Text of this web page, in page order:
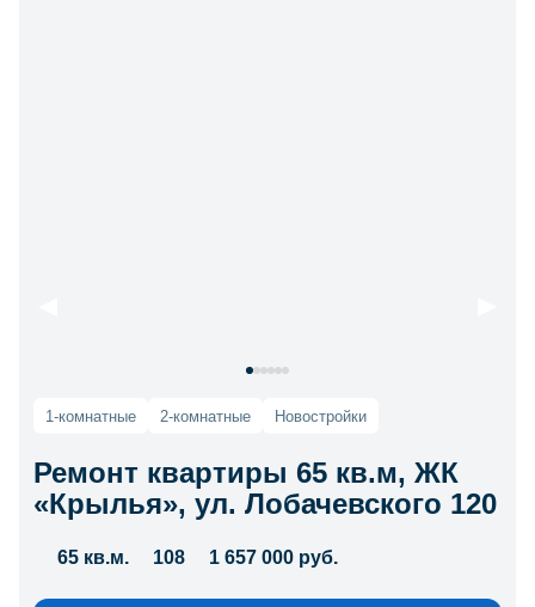
1-комнатные 2-комнатные Новостройки
Ремонт квартиры 65 кв.м, ЖК
«Крылья», ул. Лобачевского 120
65 кв.м. 108 1 657 000 руб.